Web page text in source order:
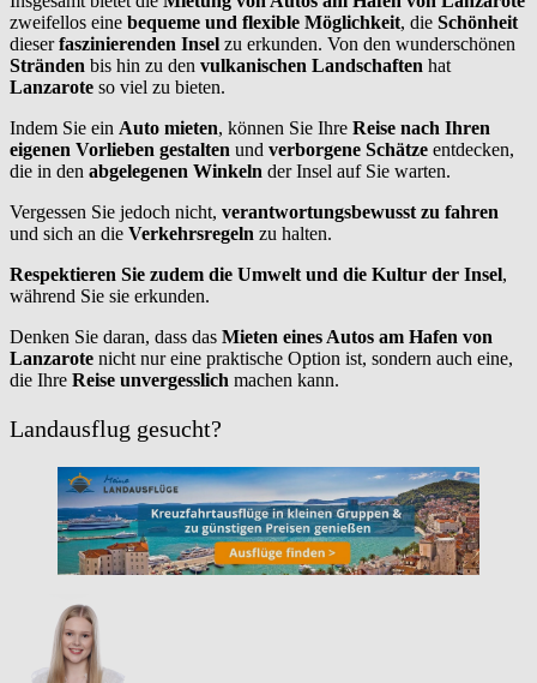
zweifellos eine bequeme und flexible Möglichkeit, die Schönheit
dieserfaszinierenden Insel zu erkunden. Von den wunderschönen
Stränden bis hin zu den vulkanischen Landschaften hat
Lanzarote so viel zu bieten.
Indem Sie ein Auto mieten, können Sie Ihre Reise nach Ihren
eigenen Vorlieben gestalten und verborgene Schätze entdecken,
die in den abgelegenen Winkeln der Insel auf Sie warten.
Vergessen Sie jedoch nicht, verantwortungsbewusst zu fahren
und sich an die Verkehrsregeln zu halten.
Respektieren Sie zudem die Umwelt und die Kultur der Insel,
während Sie sie erkunden.
Denken Sie daran, dass das Mieten eines Autos am Hafen von
Lanzarote nicht nur eine praktische Option ist, sondern auch eine,
die Ihre Reise unvergesslich machen kann.
Landausflug gesucht?